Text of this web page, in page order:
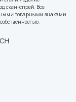
скан-спрей. Все
товарными знаками